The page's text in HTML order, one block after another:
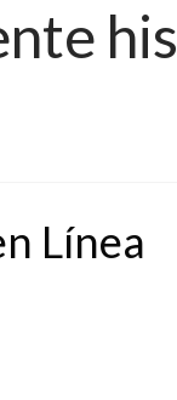
Línea